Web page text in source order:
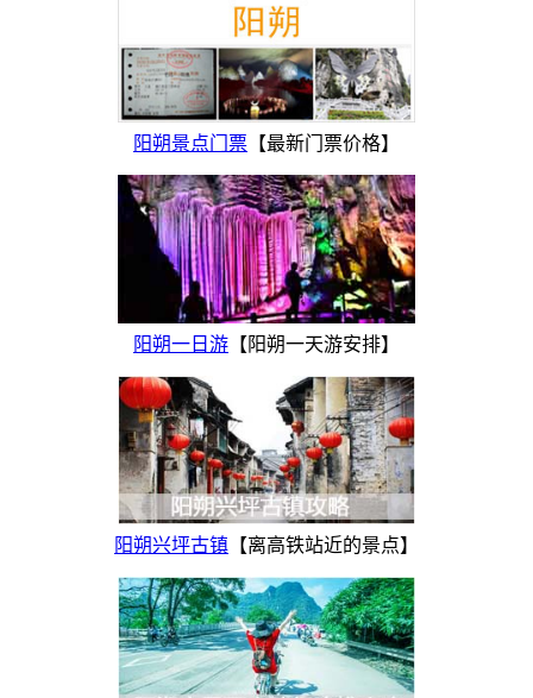
阳朔景点门票 【最新门票价格】
阳朔一日游 【阳朔一天游安排】
阳朔兴坪古镇 【离高铁站近的景点】